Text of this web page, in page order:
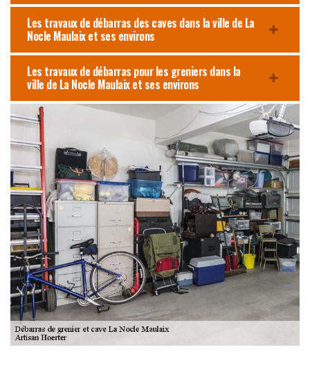
Les travaux de débarras des caves dans la ville de La
Nocle Maulaix et ses environs
Les travaux de débarras pour les greniers dans la
ville de La Nocle Maulaix et ses environs